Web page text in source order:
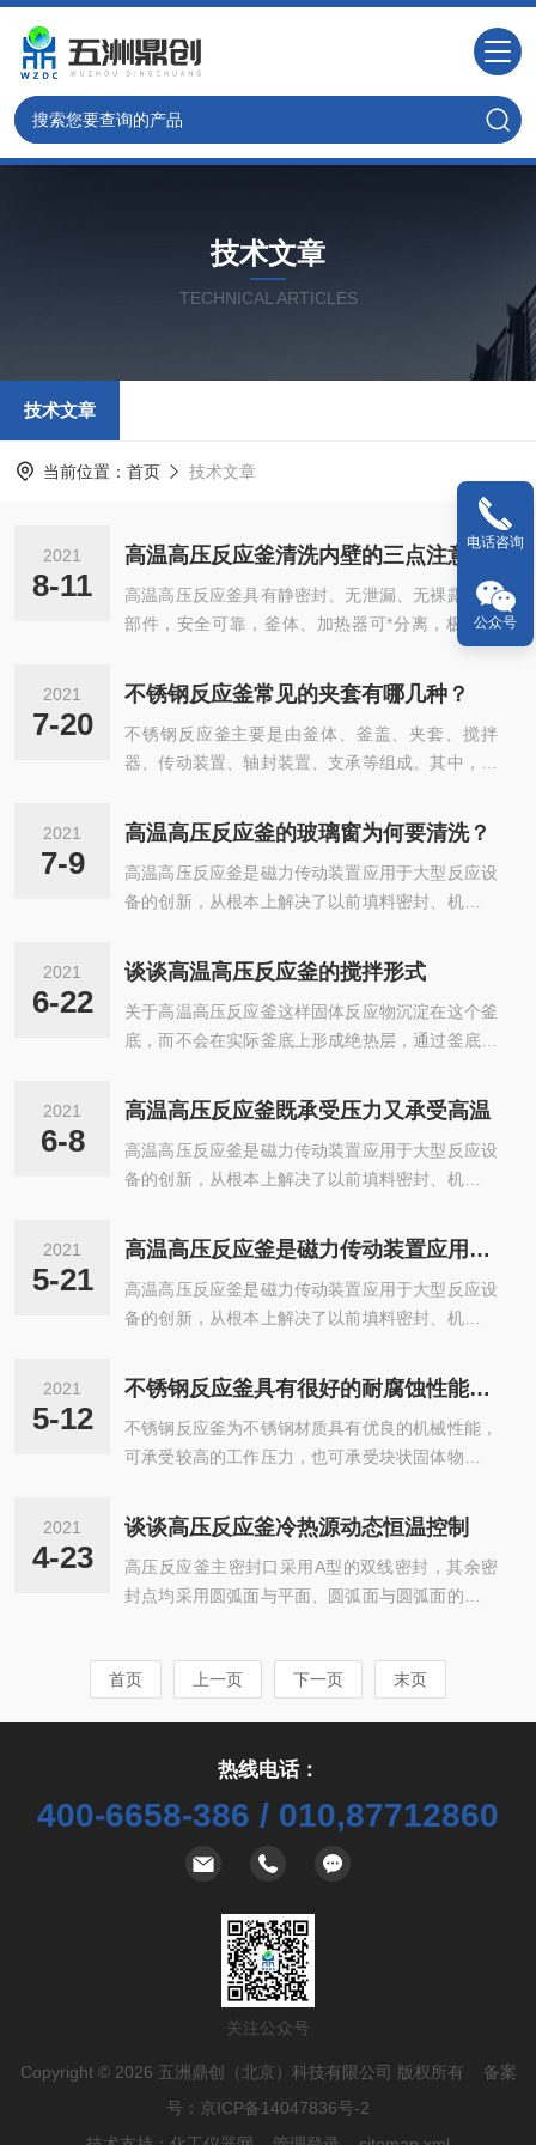
技术文章
TECHNICAL ARTICLES
技术文章
当前位置： 首页 技术文章
2021
8-11
高温高压反应釜清洗内壁的三点注意事项
高温高压反应釜具有静密封、无泄漏、无裸露旋转
部件，安全可靠，釜体、加热器可*分离，极大的
方便了反应釜的拆卸工作，提高工作效率，为化学
工作者提供优良的高压反应釜。高压反应釜广泛应
用于各种数显微型反应、数显微型高压合成、数显
微型反应、气液两相、液液两相、放热反应、组成
测试、稳定性，腐蚀性测试、精细化工、超临界反
要分布在石油化工、化学、制药、高分子合成，冶
法时，要考虑一下几点：一、必须了解选用的...
2021
7-20
不锈钢反应釜常见的夹套有哪几种？
不锈钢反应釜主要是由釜体、釜盖、夹套、搅拌
器、传动装置、轴封装置、支承等组成。其中，不
结构类型有四种，不同的夹套其有不同的特点。下
面小编就为大家介绍一下夹套的四种类型：1、反
应釜釜体的一部分设有夹套，通常适用于加热面积
不大的场合;2、反应釜部分釜体的一部分和下封头
3、考虑到反应釜釜体受外压时为了减小筒体的计
分段夹套式;4、全包式夹套，在反应釜整个...
2021
7-9
高温高压反应釜的玻璃窗为何要清洗？
高温高压反应釜是磁力传动装置应用于大型反应设
备的创新，从根本上解决了以前填料密封、机械密
是国内目前进行高温、高压下的化学反应理想装
置，特别是进行易燃、易爆、有毒介质的化学反
应，更加显示出高压反应釜的*性。高温高压反应
釜的结构基本相同，除有反应釜体外，还有传动装
件，使反应温度控制得比较均匀，并不强化传质过
应生产或由温度升高形成，压力波动较大，有时
操...
2021
6-22
谈谈高温高压反应釜的搅拌形式
关于高温高压反应釜这样固体反应物沉淀在这个釜
底，而不会在实际釜底上形成绝热层，通过釜底间
强度不锈钢(SS314)制成，上面带有许多小孔，孔
径比反应物料的粒径略小，将这种筛网切成圆形。
其边缘向下弯曲作支撑。当固体反应物料负荷很重
时，釜底下面可以加一个5-10厘米宽的金属环作为
而引起的物料炭化，产物颜色变深，对于各种规格
反应釜中对于粘度均相液体...
2021
6-8
高温高压反应釜既承受压力又承受高温
高温高压反应釜是磁力传动装置应用于大型反应设
备的创新，从根本上解决了以前填料密封、机械密
是国内目前进行高温、高压下的化学反应理想装
置，特别是进行易燃、易爆、有毒介质的化学反
应，更加显示出高压反应釜的*性。高温高压反应
釜的结构基本相同，除有反应釜体外，还有传动装
件，使反应温度控制得比较均匀，并不强化传质过
应生产或由温度升高形成，压力波动较大，有时
操...
2021
5-21
高温高压反应釜是磁力传动装置应用于大型反应设备的创新
高温高压反应釜是磁力传动装置应用于大型反应设
备的创新，从根本上解决了以前填料密封、机械密
是国内目前进行高温、高压下的化学反应理想装
置，特别是进行易燃、易爆、有毒介质的化学反
应，更加显示出高压反应釜的*性。高温高压反应
釜的结构基本相同，除有反应釜体外，还有传动装
件，使反应温度控制得比较均匀，并不强化传质过
应生产或由温度升高形成，压力波动较大，有时
操...
2021
5-12
不锈钢反应釜具有很好的耐腐蚀性能，无生锈现象
不锈钢反应釜为不锈钢材质具有优良的机械性能，
可承受较高的工作压力，也可承受块状固体物料加
围很广(-196-600℃)。在较高温度下不会氧化起
皮，故可用于直接火加热。不锈钢反应釜具有很好
的耐腐蚀性能，无生锈现象;其传热效果比搪瓷反应
釜好，升温和降温速度较快。电加热不锈钢反应釜
形状和结构的反应釜。釜壁可打磨抛光，使之不挂
料，便于清洗。不锈钢反应釜优的配件尤其是法
2021
4-23
谈谈高压反应釜冷热源动态恒温控制
高压反应釜主密封口采用A型的双线密封，其余密
封点均采用圆弧面与平面、圆弧面与圆弧面的线接
反应釜电炉丝穿于炉芯中，其端头由炉壳侧下部穿
为重要的，TCU温度控制比起单台设备控制加快了
范围是-25至200℃，定制较宽温度范围为-50至25
0℃，每台反应釜都可以独立设...
首页 上一页 下一页 末页
热线电话：
400-6658-386 / 010,87712860
关注公众号
Copyright © 2026 五洲鼎创（北京）科技有限公司 版权所有 备案
号： 京ICP备14047836号-2
电话咨询
公众号